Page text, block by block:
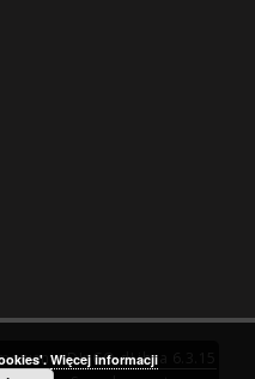
DInGO dLibra 6.3.15
Więcej informacji